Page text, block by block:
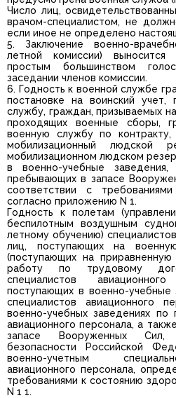
Число лиц,
врачом-специалистом, не
если иное не определено
5. Заключение военно-
летной комиссии) выносится
простым большинством
заседании членов комиссии.
6. Годность к военной службе
постановке на воинский
службу, граждан, призываемых
проходящих военные сборы,
военную службу по
мобилизационный людской
мобилизационном людском
в военно-учебные
пребывающих в запасе
соответствии с
согласно приложению N 1.
Годность к полетам
беспилотным воздушным
летному обучению)
лиц, поступающих на
(поступающих на
работу по трудовому
специалистов
поступающих в военно-учебные
специалистов авиационного
военно-учебных заведениях по
авиационного персонала, а
запасе Вооруженных Сил,
безопасности Российской
военно-учетным
авиационного персонала,
требованиями к состоянию
N 1 1.